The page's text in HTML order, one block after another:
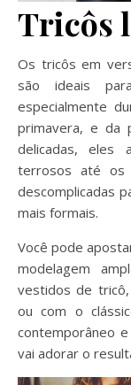
Tricôs
Os tricôs em
são ideais
especialmente
primavera, e da
delicadas, eles
terrosos até os
descomplicadas
mais formais.
Você pode
modelagem
vestidos de tricô,
ou com o
contemporâneo
vai adorar o